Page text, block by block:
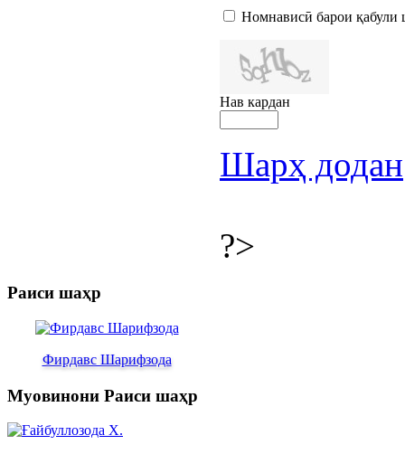
Номнависӣ барои қабули
Нав кардан
Шарҳ додан
?>
Раиси шаҳр
Фирдавс Шарифзода
Муовинони Раиси шаҳр